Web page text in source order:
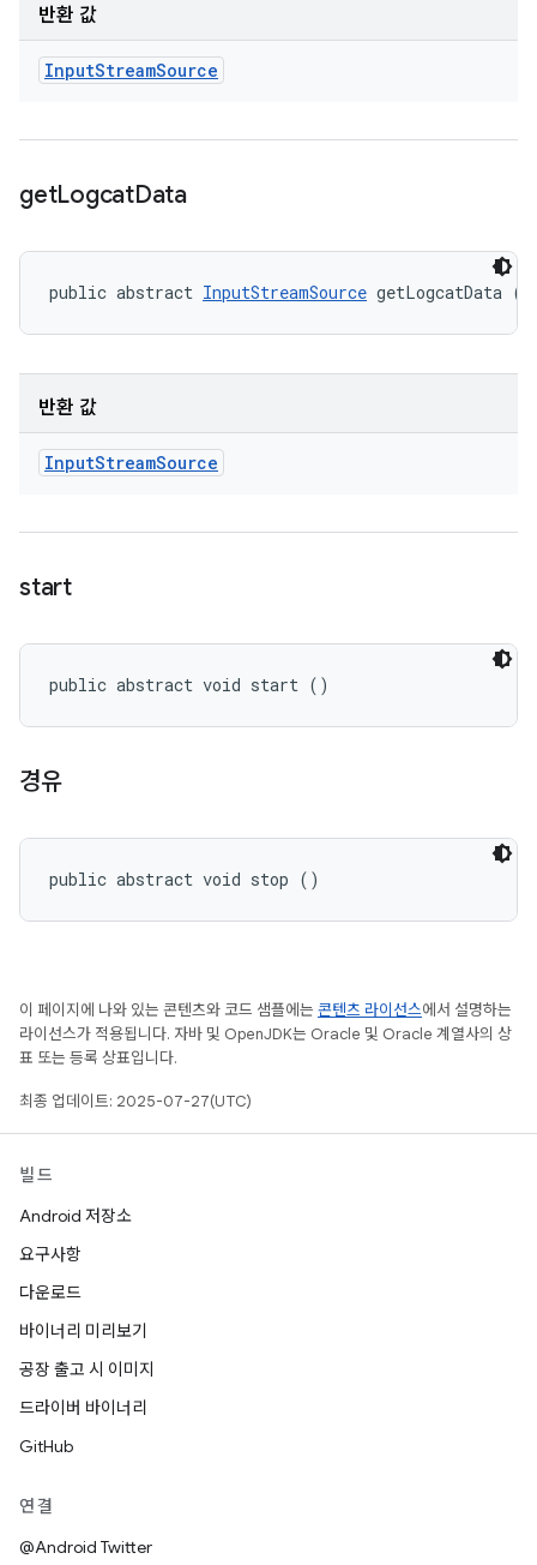
반환 값
InputStreamSource
getLogcatData
public abstract InputStreamSource getLogcatData ()
반환 값
InputStreamSource
start
public abstract void start ()
경유
public abstract void stop ()
이 페이지에 나와 있는 콘텐츠와 코드 샘플에는 콘텐츠 라이선스에서 설명하는
라이선스가 적용됩니다. 자바 및 OpenJDK는 Oracle 및 Oracle 계열사의 상
표 또는 등록 상표입니다.
최종 업데이트: 2025-07-27(UTC)
빌드
Android 저장소
요구사항
다운로드
바이너리 미리보기
공장 출고 시 이미지
드라이버 바이너리
GitHub
연결
@Android Twitter